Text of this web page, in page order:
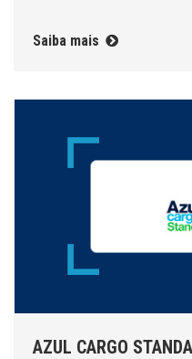
Saiba mais
AZUL CARGO